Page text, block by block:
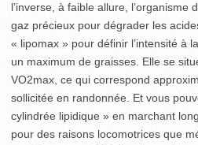
l’inverse, à faible allure, l’organisme
gaz précieux pour dégrader les
« lipomax » pour définir l’intensité à
un maximum de graisses. Elle se
VO2max, ce qui correspond
sollicitée en randonnée. Et vous
cylindrée lipidique » en marchant
pour des raisons locomotrices que